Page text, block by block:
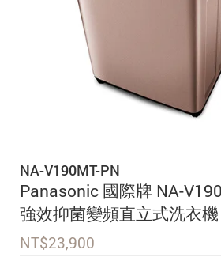
NA-V190MT-PN
Panasonic 國際牌 NA-
強效抑菌變頻直立式洗衣
NT$23,900
加入 JARVIS VIP